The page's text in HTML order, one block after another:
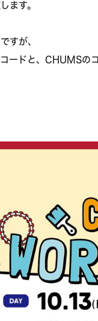
ます。
すが、
ードと、CHUMSの